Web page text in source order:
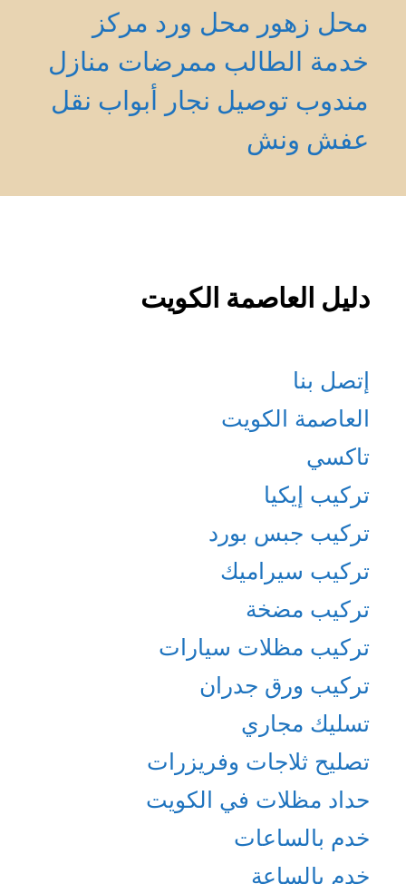
محل زهور محل ورد مركز
خدمة الطالب ممرضات منازل
مندوب توصيل نجار أبواب نقل
عفش ونش
دليل العاصمة الكويت
إتصل بنا
العاصمة الكويت
تاكسي
تركيب إيكيا
تركيب جبس بورد
تركيب سيراميك
تركيب مضخة
تركيب مظلات سيارات
تركيب ورق جدران
تسليك مجاري
تصليح ثلاجات وفريزرات
حداد مظلات في الكويت
خدم بالساعات
خدم بالساعة